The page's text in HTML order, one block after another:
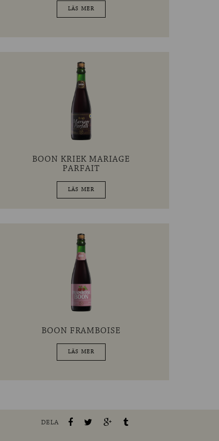
LÄS MER
BOON KRIEK MARIAGE
PARFAIT
LÄS MER
BOON FRAMBOISE
LÄS MER
DELA